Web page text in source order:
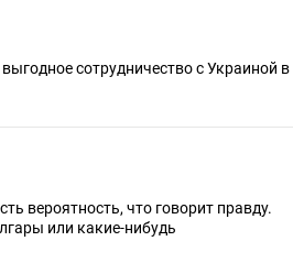
сотрудничество с Украиной в
вероятность, что говорит правду.
или какие-нибудь